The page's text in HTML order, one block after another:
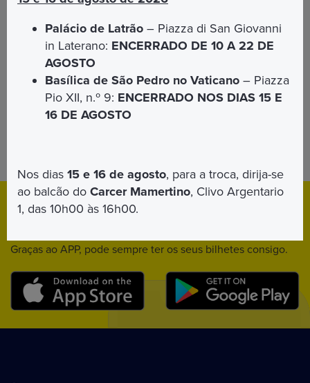
Download App
Graças ao APP, pode sempre ter os seus bilhetes consigo.
Palácio de Latrão – Piazza di San Giovanni
in Laterano: ENCERRADO DE 10 A 22 DE
AGOSTO
Basílica de São Pedro no Vaticano – Piazza
Pio XII, n.º 9: ENCERRADO NOS DIAS 15 E
16 DE AGOSTO
Nos dias15 e 16 de agosto, para a troca, dirija-se
ao balcão doCarcer Mamertino, Clivo Argentario
1, das 10h00 às 16h00.